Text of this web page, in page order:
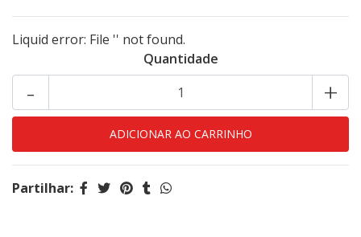
Liquid error: File '' not found.
Quantidade
+
-
Partilhar: